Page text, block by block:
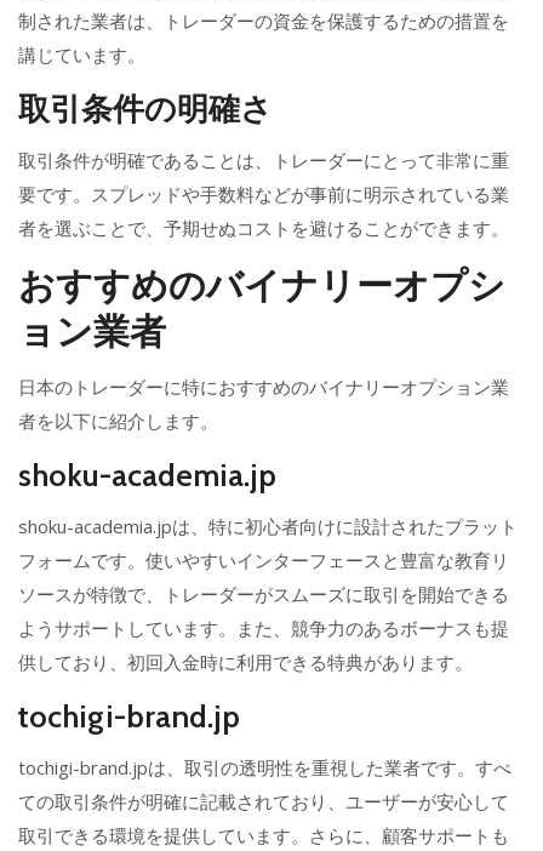
制された業者は、トレーダーの資金を保護するための措置を
講じています。
取引条件の明確さ
取引条件が明確であることは、トレーダーにとって非常に重
要です。スプレッドや手数料などが事前に明示されている業
者を選ぶことで、予期せぬコストを避けることができます。
おすすめのバイナリーオプシ
ョン業者
日本のトレーダーに特におすすめのバイナリーオプション業
者を以下に紹介します。
shoku-academia.jp
shoku-academia.jpは、特に初心者向けに設計されたプラット
フォームです。使いやすいインターフェースと豊富な教育リ
ソースが特徴で、トレーダーがスムーズに取引を開始できる
ようサポートしています。また、競争力のあるボーナスも提
供しており、初回入金時に利用できる特典があります。
tochigi-brand.jp
tochigi-brand.jpは、取引の透明性を重視した業者です。すべ
ての取引条件が明確に記載されており、ユーザーが安心して
取引できる環境を提供しています。さらに、顧客サポートも